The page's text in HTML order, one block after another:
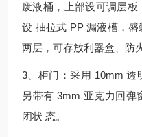
废液桶，上部设可调层
设 抽拉式 PP 漏液槽，
两层，可存放利器盒、防
3、柜门：采用 10mm 透
另带有 3mm 亚克力回弹
闭状 态。